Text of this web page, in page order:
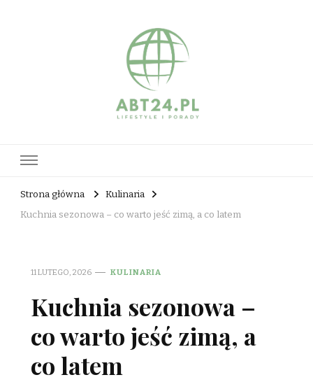
Strona główna
Kulinaria
Kuchnia sezonowa – co warto jeść zimą, a co latem
11 LUTEGO, 2026 KULINARIA
Kuchnia sezonowa –
co warto jeść zimą, a
co latem